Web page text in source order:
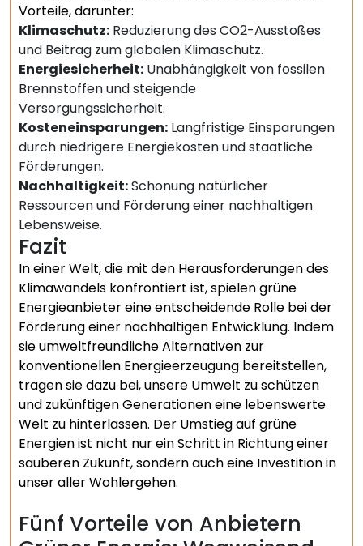
Vorteile, darunter:
Klimaschutz: Reduzierung des CO2-Ausstoßes
und Beitrag zum globalen Klimaschutz.
Energiesicherheit: Unabhängigkeit von fossilen
Brennstoffen und steigende
Versorgungssicherheit.
Kosteneinsparungen: Langfristige Einsparungen
durch niedrigere Energiekosten und staatliche
Förderungen.
Nachhaltigkeit:Schonung natürlicher
Ressourcen und Förderung einer nachhaltigen
Lebensweise.
Fazit
In einer Welt, die mit den Herausforderungen des
Klimawandels konfrontiert ist, spielen grüne
Energieanbieter eine entscheidende Rolle bei der
Förderung einer nachhaltigen Entwicklung. Indem
sie umweltfreundliche Alternativen zur
konventionellen Energieerzeugung bereitstellen,
tragen sie dazu bei, unsere Umwelt zu schützen
und zukünftigen Generationen eine lebenswerte
Welt zu hinterlassen. Der Umstieg auf grüne
Energien ist nicht nur ein Schritt in Richtung einer
sauberen Zukunft, sondern auch eine Investition in
unser aller Wohlergehen.
Fünf Vorteile von Anbietern